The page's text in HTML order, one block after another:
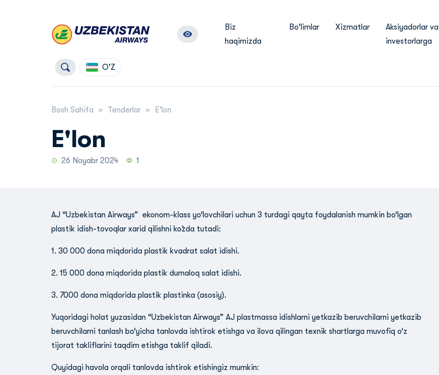
Biz
haqimizda
Bo'limlar Xizmatlar
Aksiyadorlar va
investorlarga
O'Z
Bosh Sahifa Tenderlar E'lon
E'lon
26 Noyabr 2024 1
AJ “Uzbekistan Airways” ekonom-klass yo‘lovchilari uchun 3 turdagi qayta foydalanish mumkin bo‘lgan
plastik idish-tovoqlar xarid qilishni ko`zda tutadi:
1. 30 000 dona miqdorida plastik kvadrat salat idishi.
2. 15 000 dona miqdorida plastik dumaloq salat idishi.
3. 7000 dona miqdorida plastik plastinka (asosiy).
Yuqoridagi holat yuzasidan “Uzbekistan Airways” AJ plastmassa idishlarni yetkazib beruvchilarni yetkazib
beruvchilarni tanlash bo‘yicha tanlovda ishtirok etishga va ilova qilingan texnik shartlarga muvofiq o‘z
tijorat takliflarini taqdim etishga taklif qiladi.
Quyidagi havola orqali tanlovda ishtirok etishingiz mumkin: